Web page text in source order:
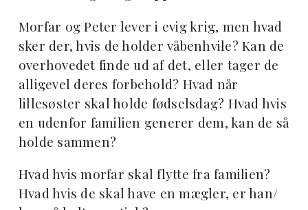
Morfar og Peter lever i evig krig, men hvad
sker der, hvis de holder våbenhvile? Kan de
overhovedet finde ud af det, eller tager de
alligevel deres forbehold? Hvad når
lillesøster skal holde fødselsdag? Hvad hvis
en udenfor familien generer dem, kan de så
holde sammen?
Hvad hvis morfar skal flytte fra familien?
Hvad hvis de skal have en mægler, er han/